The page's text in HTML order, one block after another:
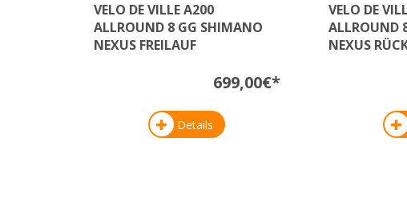
VELO DE VILLE A200
ALLROUND 8 GG SHIMANO
NEXUS FREILAUF
699,00€*
Details
VELO DE
ALLROUND
NEXUS